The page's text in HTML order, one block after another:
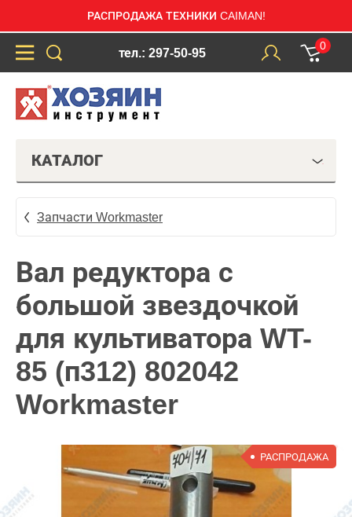
РАСПРОДАЖА ТЕХНИКИ CAIMAN!
тел.: 297-50-95
0
КАТАЛОГ
Запчасти Workmaster
Вал редуктора с
большой звездочкой
для культиватора WT-
85 (п312) 802042
Workmaster
РАСПРОДАЖА